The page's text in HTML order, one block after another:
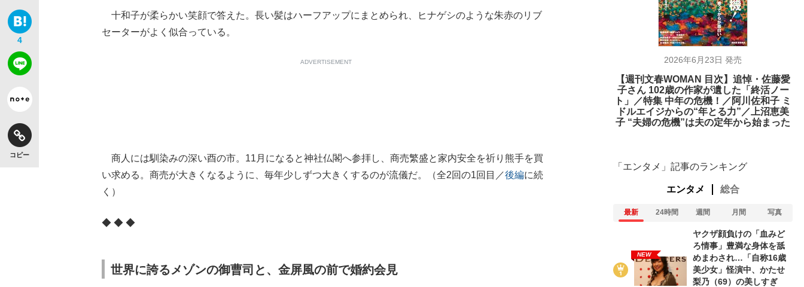
4
コピー
十和子が柔らかい笑顔で答えた。長い髪はハーフアップにまとめられ、ヒナゲシのような朱赤のリブ
セーターがよく似合っている。
ADVERTISEMENT
商人には馴染みの深い酉の市。11月になると神社仏閣へ参拝し、商売繁盛と家内安全を祈り熊手を買
い求める。商売が大きくなるように、毎年少しずつ大きくするのが流儀だ。（全2回の1回目／後編に続
く）
◆ ◆ ◆
世界に誇るメゾンの御曹司と、金屏風の前で婚約会見
2026年6月23日 発売
【週刊文春WOMAN 目次】追悼・佐藤愛
子さん 102歳の作家が遺した「終活ノー
ト」／特集 中年の危機！／阿川佐和子 ミ
ドルエイジからの“年とる力”／上沼恵美
子 “夫婦の危機”は夫の定年から始まった
「エンタメ」記事のランキング
エンタメ 総合
最新 24時間 週間 月間 写真
NEW
ヤクザ顔負けの「血みど
ろ情事」豊満な身体を舐
めまわされ…「自称16歳
美少女」怪演中、かたせ
梨乃（69）の美しすぎ